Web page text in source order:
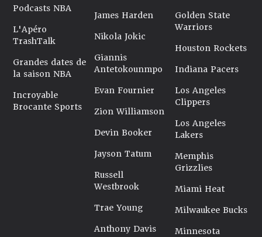
Podcasts NBA
L'Apéro
TrashTalk
Grandes dates de
la saison NBA
Incroyable
Brocante Sports
James Harden
Nikola Jokic
Giannis
Antetokounmpo
Evan Fournier
Zion Williamson
Devin Booker
Jayson Tatum
Russell
Westbrook
Trae Young
Anthony Davis
Golden State
Warriors
Houston Rockets
Indiana Pacers
Los Angeles
Clippers
Los Angeles
Lakers
Memphis
Grizzlies
Miami Heat
Milwaukee Bucks
Minnesota